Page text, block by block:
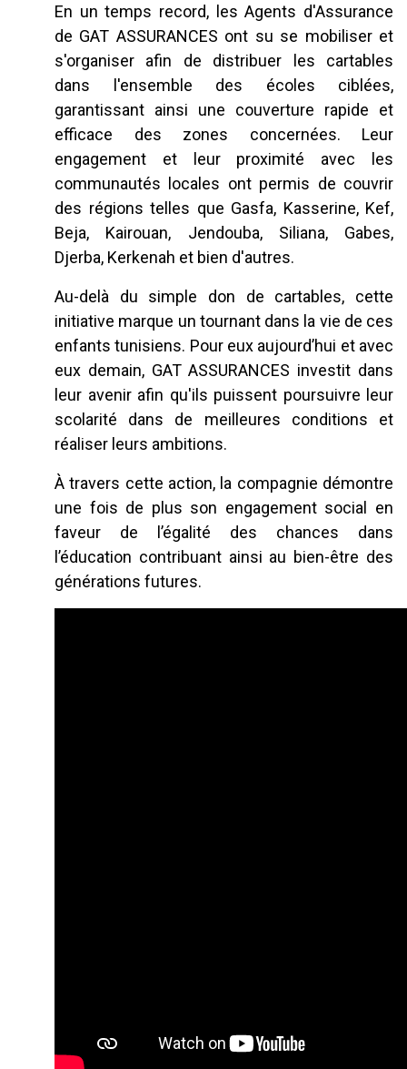
En un temps record, les Agents d'Assurance
de GAT ASSURANCES ont su se mobiliser et
s'organiser afin de distribuer les cartables
dans l'ensemble des écoles ciblées,
garantissant ainsi une couverture rapide et
efficace des zones concernées. Leur
engagement et leur proximité avec les
communautés locales ont permis de couvrir
des régions telles que Gasfa, Kasserine, Kef,
Beja, Kairouan, Jendouba, Siliana, Gabes,
Djerba, Kerkenah et bien d'autres.
Au-delà du simple don de cartables, cette
initiative marque un tournant dans la vie de ces
enfants tunisiens. Pour eux aujourd’hui et avec
eux demain, GAT ASSURANCES investit dans
leur avenir afin qu'ils puissent poursuivre leur
scolarité dans de meilleures conditions et
réaliser leurs ambitions.
À travers cette action, la compagnie démontre
une fois de plus son engagement social en
faveur de l’égalité des chances dans
l’éducation contribuant ainsi au bien-être des
générations futures.